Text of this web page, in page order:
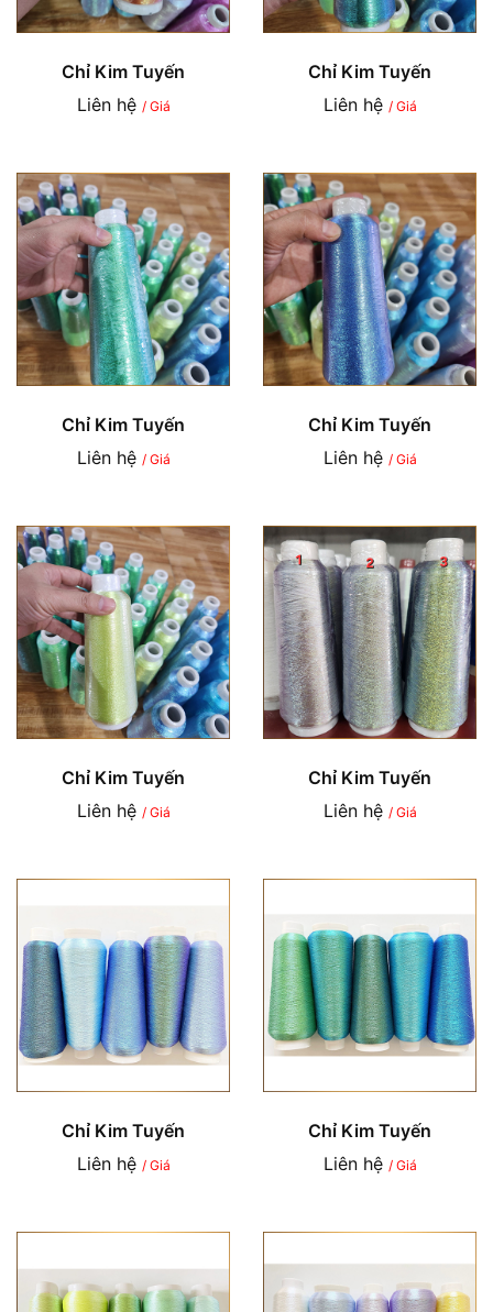
Chỉ Kim Tuyến
Liên hệ / Giá
Chỉ Kim Tuyến
Liên hệ / Giá
Chỉ Kim Tuyến
Liên hệ / Giá
Chỉ Kim Tuyến
Liên hệ / Giá
Chỉ Kim Tuyến
Liên hệ / Giá
Chỉ Kim Tuyến
Liên hệ / Giá
Chỉ Kim Tuyến
Liên hệ / Giá
Chỉ Kim Tuyến
Liên hệ / Giá